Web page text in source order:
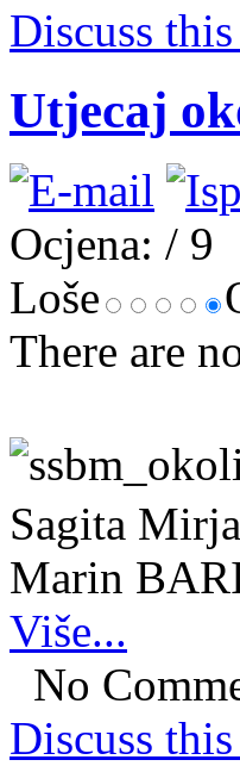
Discuss
Utjecaj
Ocjena: / 9
Loše
There are
Sagita
Marin
Više...
No
Discuss